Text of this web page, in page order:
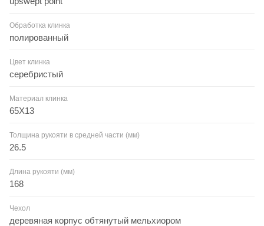
Обработка клинка
полированный
Цвет клинка
серебристый
Материал клинка
65Х13
Толщина рукояти в средней части (мм)
26.5
Длина рукояти (мм)
168
Чехол
деревяная корпус обтянутый мельхиором